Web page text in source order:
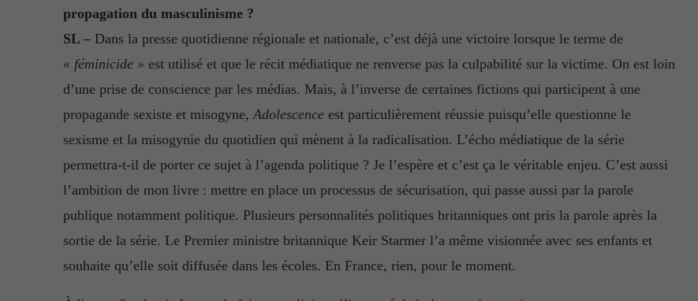
propagation du masculinisme ?
SL –Dans la presse quotidienne régionale et nationale, c’est déjà une victoire lorsque le terme de
« féminicide » est utilisé et que le récit médiatique ne renverse pas la culpabilité sur la victime. On est loin
d’une prise de conscience par les médias. Mais, à l’inverse de certaines fictions qui participent à une
propagande sexiste et misogyne, Adolescenceest particulièrement réussie puisqu’elle questionne le
sexisme et la misogynie du quotidien qui mènent à la radicalisation. L’écho médiatique de la série
permettra-t-il de porter ce sujet à l’agenda politique ? Je l’espère et c’est ça le véritable enjeu. C’est aussi
l’ambition de mon livre : mettre en place un processus de sécurisation, qui passe aussi par la parole
publique notamment politique. Plusieurs personnalités politiques britanniques ont pris la parole après la
sortie de la série. Le Premier ministre britannique Keir Starmer l’a même visionnée avec ses enfants et
souhaite qu’elle soit diffusée dans les écoles. En France, rien, pour le moment.